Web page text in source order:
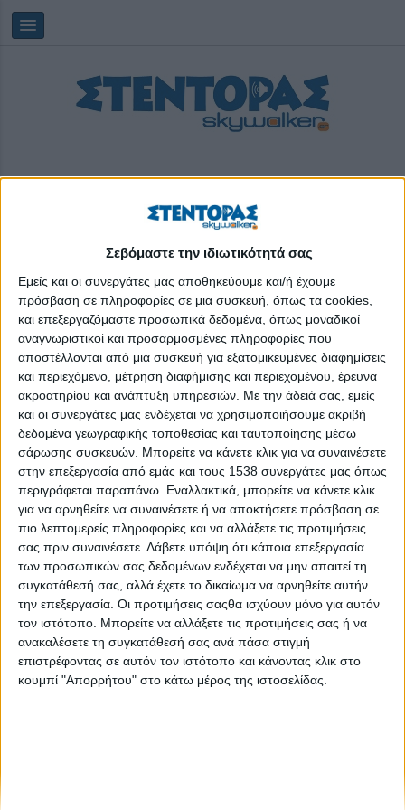
Σεβόμαστε την ιδιωτικότητά σας
Εμείς και οι συνεργάτες μας αποθηκεύουμε και/ή έχουμε
πρόσβαση σε πληροφορίες σε μια συσκευή, όπως τα cookies,
και επεξεργαζόμαστε προσωπικά δεδομένα, όπως μοναδικοί
αναγνωριστικοί και προσαρμοσμένες πληροφορίες που
αποστέλλονται από μια συσκευή για εξατομικευμένες διαφημίσεις
και περιεχόμενο, μέτρηση διαφήμισης και περιεχομένου, έρευνα
ακροατηρίου και ανάπτυξη υπηρεσιών. Με την άδειά σας, εμείς
και οι συνεργάτες μας ενδέχεται να χρησιμοποιήσουμε ακριβή
δεδομένα γεωγραφικής τοποθεσίας και ταυτοποίησης μέσω
σάρωσης συσκευών. Μπορείτε να κάνετε κλικ για να συναινέσετε
στην επεξεργασία από εμάς και τους 1538 συνεργάτες μας όπως
περιγράφεται παραπάνω. Εναλλακτικά, μπορείτε να κάνετε κλικ
για να αρνηθείτε να συναινέσετε ή να αποκτήσετε πρόσβαση σε
πιο λεπτομερείς πληροφορίες και να αλλάξετε τις προτιμήσεις
σας πριν συναινέσετε. Λάβετε υπόψη ότι κάποια επεξεργασία
των προσωπικών σας δεδομένων ενδέχεται να μην απαιτεί τη
συγκατάθεσή σας, αλλά έχετε το δικαίωμα να αρνηθείτε αυτήν
την επεξεργασία. Οι προτιμήσεις σαςθα ισχύουν μόνο για αυτόν
τον ιστότοπο. Μπορείτε να αλλάξετε τις προτιμήσεις σας ή να
ανακαλέσετε τη συγκατάθεσή σας ανά πάσα στιγμή
επιστρέφοντας σε αυτόν τον ιστότοπο και κάνοντας κλικ στο
κουμπί "Απορρήτου" στο κάτω μέρος της ιστοσελίδας.
Παρασκευή, 07/08/202611:57:30
πολεμική τέχνη
Capoeira: Μία διαδικασία αυτογνωσίας
Αϊκίντο: Χόμπι, γυμναστική ή πολεμική τέχνη; Όλα μαζί!
Τι είναι το κραβ μαγκά;
None feed